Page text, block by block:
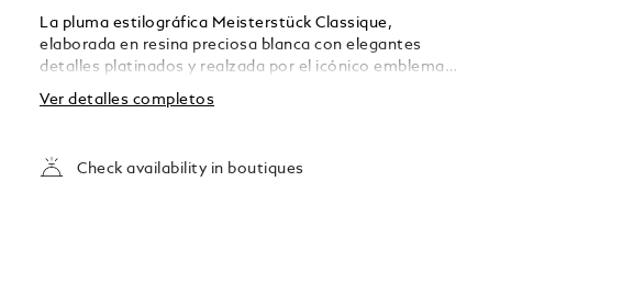
La pluma estilográfica Meisterstück Classique,
elaborada en resina preciosa blanca con elegantes
detalles platinados y realzada por el icónico emblema
capuchón, se convierte en un icono exclusivo del diseño.
rodiado elaborado meticulosamente a mano.
Ver detalles completos
Check availability in boutiques